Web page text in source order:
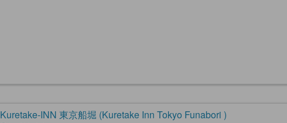
Kuretake-INN 東京船堀 (Kuretake Inn Tokyo Funabori )